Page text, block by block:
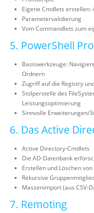
Eigene Cmdlets erstellen:
Parametervalidierung
Vom Commandlets zum
5. PowerShell
Basiswerkzeuge:
Ordnern
Zugriff auf die Registry
Stolperstelle des
Leistungsoptimierung
Sinnvolle Erweiterungen/
6. Das Active
Active Directory-Cmdlets
Die AD-Datenbank
Erstellen und Löschen
Rekursive
Massenimport (aus CSV-
7. Remoting